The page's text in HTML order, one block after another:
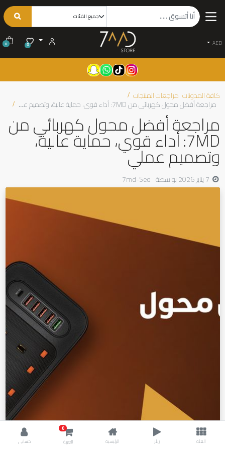
AED
0
0
كافة المدونات مراجعات المنتجات
مراجعة أفضل محول كهربائي من 7MD: أداء قوي، حماية عالية، وتصميم عملي
مراجعة أفضل محول كهربائي من
7MD: أداء قوي، حماية عالية،
وتصميم عملي
7 يناير 2026 بواسطة 7md-Seo
الفئة ريلز الرئيسية
0
العربة
حسابي